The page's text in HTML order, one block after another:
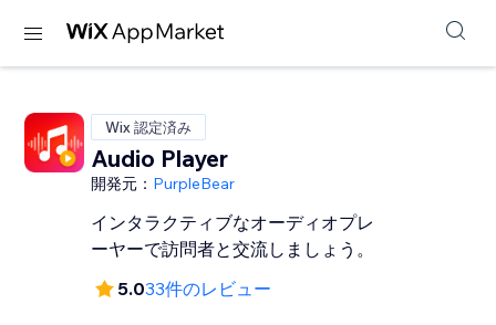
Wix 認定済み
Audio Player
開発元： PurpleBear
インタラクティブなオーディオプレ
ーヤーで訪問者と交流しましょう。
5.033件のレビュー